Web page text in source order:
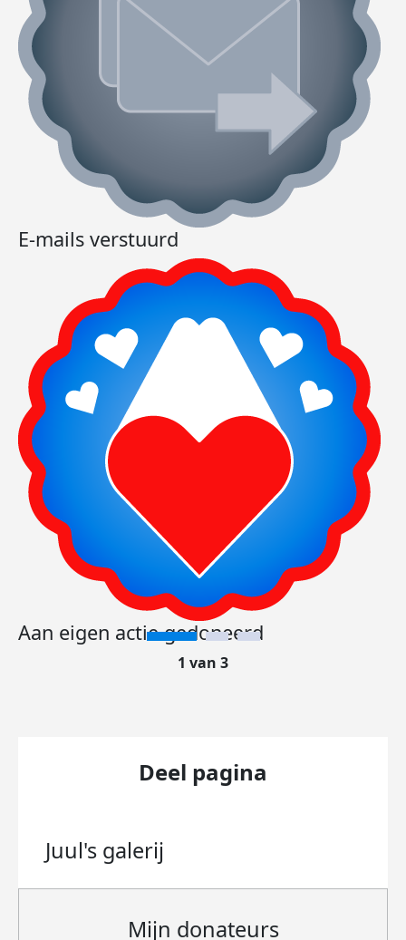
E-mails verstuurd
Aan eigen actie gedoneerd
1 van 3
Deel pagina
Juul's galerij
Mijn donateurs